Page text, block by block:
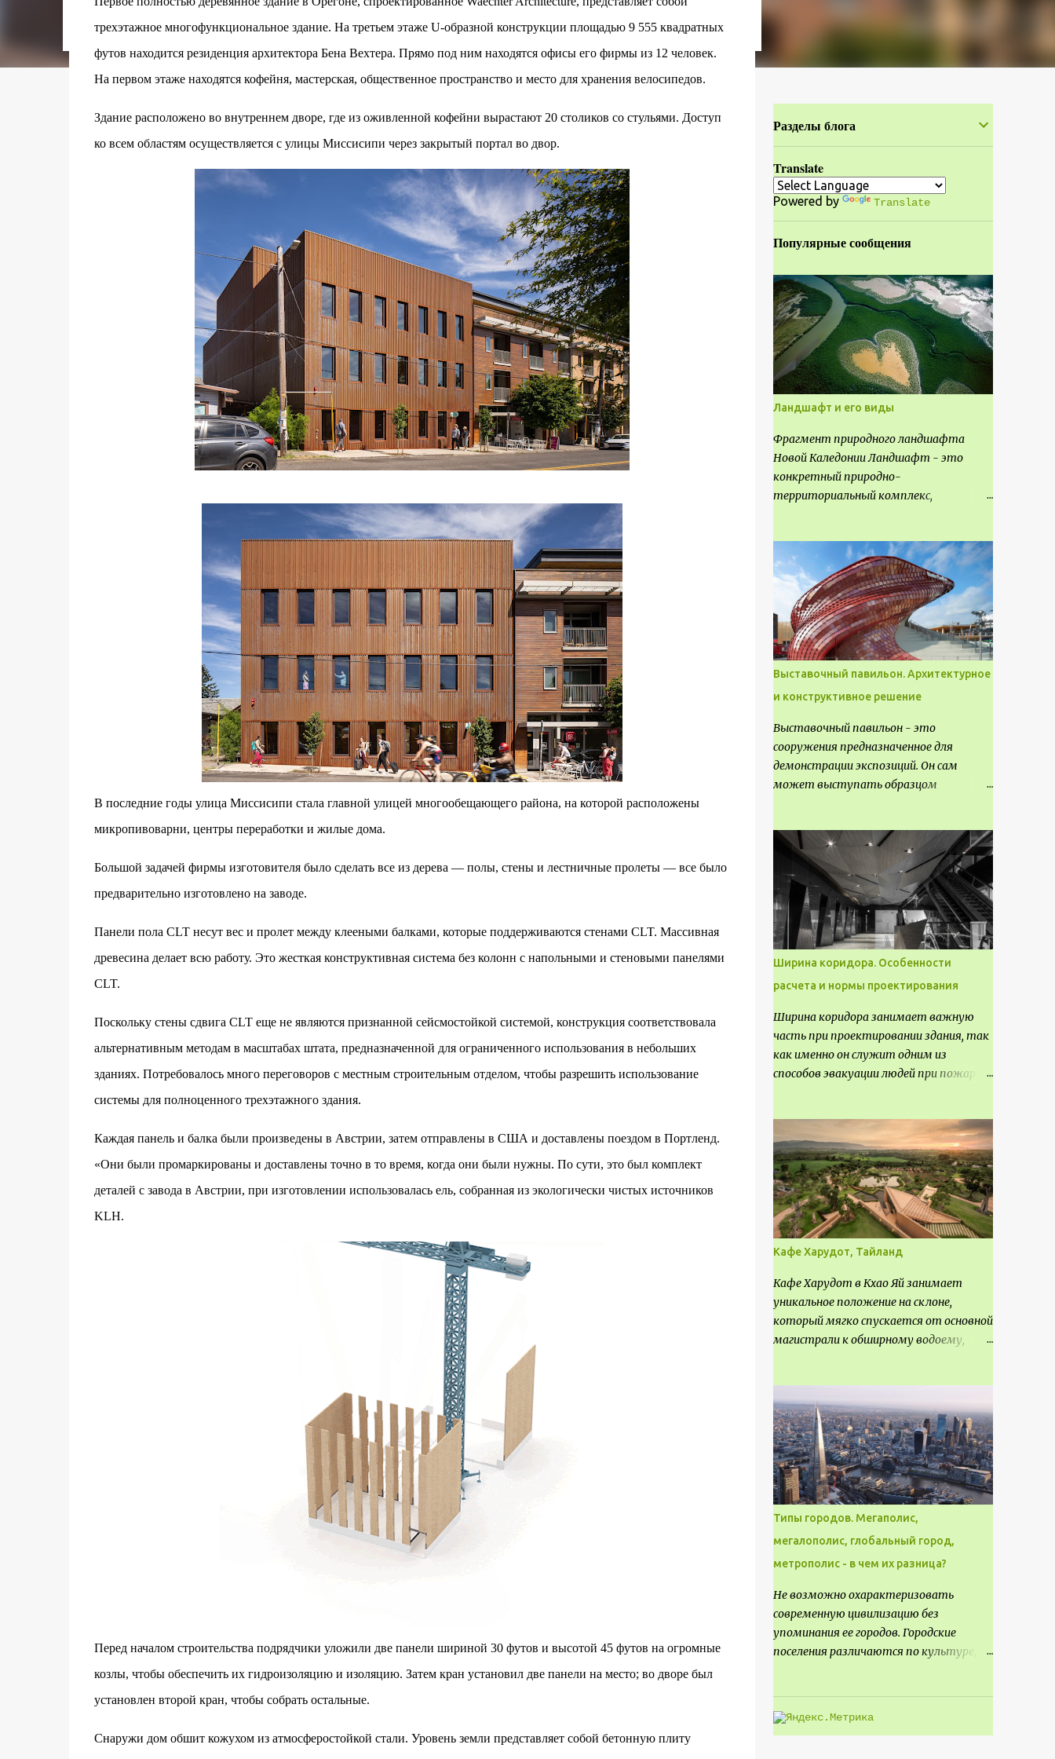
городском конкурсе 2021 года и получением престижной награды «Серебряная пирамида глобального
качества» от Федерации застройщиков Окситании в 2024 году. Концепция «Jardins Secrets» — это
прошлом участка с принц...
трехэтажное многофункциональное здание. На третьем этаже U-образной конструкции площадью 9 555 квадратных
футов находится резиденция архитектора Бена Вехтера. Прямо под ним находятся офисы его фирмы из 12 человек.
На первом этаже находятся кофейня, мастерская, общественное пространство и место для хранения велосипедов.
Здание расположено во внутреннем дворе, где из оживленной кофейни вырастают 20 столиков со стульями. Доступ
ко всем областям осуществляется с улицы Миссисипи через закрытый портал во двор.
В последние годы улица Миссисипи стала главной улицей многообещающего района, на которой расположены
микропивоварни, центры переработки и жилые дома.
Большой задачей фирмы изготовителя было сделать все из дерева — полы, стены и лестничные пролеты — все было
предварительно изготовлено на заводе.
Панели пола CLT несут вес и пролет между клееными балками, которые поддерживаются стенами CLT. Массивная
древесина делает всю работу. Это жесткая конструктивная система без колонн с напольными и стеновыми панелями
CLT.
Поскольку стены сдвига CLT еще не являются признанной сейсмостойкой системой, конструкция соответствовала
альтернативным методам в масштабах штата, предназначенной для ограниченного использования в небольших
зданиях. Потребовалось много переговоров с местным строительным отделом, чтобы разрешить использование
системы для полноценного трехэтажного здания.
Каждая панель и балка были произведены в Австрии, затем отправлены в США и доставлены поездом в Портленд.
«Они были промаркированы и доставлены точно в то время, когда они были нужны. По сути, это был комплект
деталей с завода в Австрии, при изготовлении использовалась ель, собранная из экологически чистых источников
KLH.
Перед началом строительства подрядчики уложили две панели шириной 30 футов и высотой 45 футов на огромные
козлы, чтобы обеспечить их гидроизоляцию и изоляцию. Затем кран установил две панели на место; во дворе был
установлен второй кран, чтобы собрать остальные.
Снаружи дом обшит кожухом из атмосферостойкой стали. Уровень земли представляет собой бетонную плиту
Разделы блога
Translate
Powered by Translate
Популярные сообщения
Ландшафт и его виды
Фрагмент природного ландшафта
Новой Каледонии Ландшафт - это
конкретный природно-
территориальный комплекс,
карте и географическое название.
Различают несколько видов
ландшафта, которые отличаются
друг от друга не только оформлением,
но и видом деятельность происходящей
на них. Одни используют в качестве
выращивания агрокультур. Другие для
строительства населенных пунктов и
т.д.
Выставочный павильон. Архитектурное
и конструктивное решение
Выставочный павильон - это
сооружения предназначенное для
демонстрации экспозиций. Он сам
может выступать образцом
достижений. Как правило, это
относится к международным и
всемирным выставкам. Выставочные
павильоны классифицируют на:
универсальные тематические
временные постоянные передвижные
стационарные Назначение
выставочных павильонов - показ
экспозиции, с целью информации,
пропаганды, рекламы, внедрения новых
технологий, обмен опытом,
привлечения внимания и т.д.
Ширина коридора. Особенности
расчета и нормы проектирования
Ширина коридора занимает важную
часть при проектировании здания, так
как именно он служит одним из
способов эвакуации людей при пожаре.
выполнять правильный расчет. Все
особенности рассмотрим в данной
статье.
Кафе Харудот, Тайланд
Кафе Харудот в Кхао Яй занимает
уникальное положение на склоне,
который мягко спускается от основной
магистрали к обширному водоему,
месте не только потенциал для
создания проекта кафе, но и
возможность обустроить
общедоступную смотровую площадку,
куда прохожие могли бы свободно
попасть, не заходя в само заведение.
Типы городов. Мегаполис,
мегалополис, глобальный город,
метрополис - в чем их разница?
Не возможно охарактеризовать
современную цивилизацию без
упоминания ее городов. Городские
поселения различаются по культуре,
более значимыми на протяжении всего
развития региона. Исторически